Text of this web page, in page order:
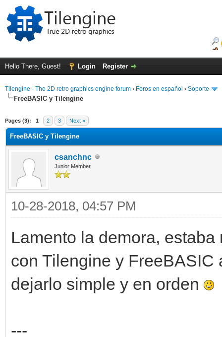
Hello There, Guest! Login Register
Tilengine - The 2D retro graphics engine forum › Foros en español › Soporte
FreeBASIC y Tilengine
Pages (3): 1 2 3 Next »
FreeBASIC y Tilengine
csanchnc
Junior Member
10-28-2018, 04:57 PM
Lamento la demora,
con Tilengine y
dejarlo simple y en orden
---